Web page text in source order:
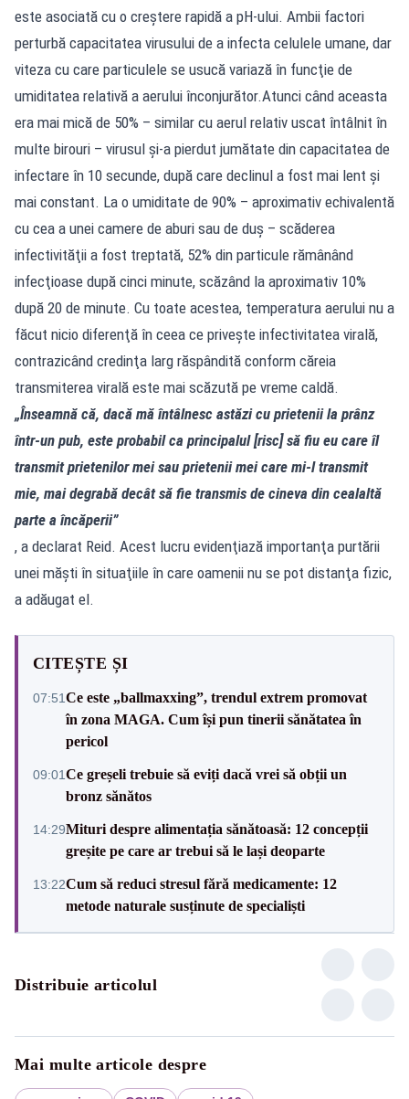
este asociată cu o creştere rapidă a pH-ului. Ambii factori
perturbă capacitatea virusului de a infecta celulele umane, dar
viteza cu care particulele se usucă variază în funcţie de
umiditatea relativă a aerului înconjurător.Atunci când aceasta
era mai mică de 50% – similar cu aerul relativ uscat întâlnit în
multe birouri – virusul şi-a pierdut jumătate din capacitatea de
infectare în 10 secunde, după care declinul a fost mai lent şi
mai constant. La o umiditate de 90% – aproximativ echivalentă
cu cea a unei camere de aburi sau de duş – scăderea
infectivităţii a fost treptată, 52% din particule rămânând
infecţioase după cinci minute, scăzând la aproximativ 10%
după 20 de minute. Cu toate acestea, temperatura aerului nu a
făcut nicio diferenţă în ceea ce priveşte infectivitatea virală,
contrazicând credinţa larg răspândită conform căreia
transmiterea virală este mai scăzută pe vreme caldă.
„Înseamnă că, dacă mă întâlnesc astăzi cu prietenii la prânz
într-un pub, este probabil ca principalul [risc] să fiu eu care îl
transmit prietenilor mei sau prietenii mei care mi-l transmit
mie, mai degrabă decât să fie transmis de cineva din cealaltă
parte a încăperii”
, a declarat Reid. Acest lucru evidenţiază importanţa purtării
unei măşti în situaţiile în care oamenii nu se pot distanţa fizic,
a adăugat el.
CITEȘTE ȘI
07:51Ce este „ballmaxxing”, trendul extrem promovat
în zona MAGA. Cum își pun tinerii sănătatea în
pericol
09:01Ce greșeli trebuie să eviți dacă vrei să obții un
bronz sănătos
14:29Mituri despre alimentația sănătoasă: 12 concepții
greșite pe care ar trebui să le lași deoparte
13:22Cum să reduci stresul fără medicamente: 12
metode naturale susținute de specialiști
Distribuie articolul
Mai multe articole despre